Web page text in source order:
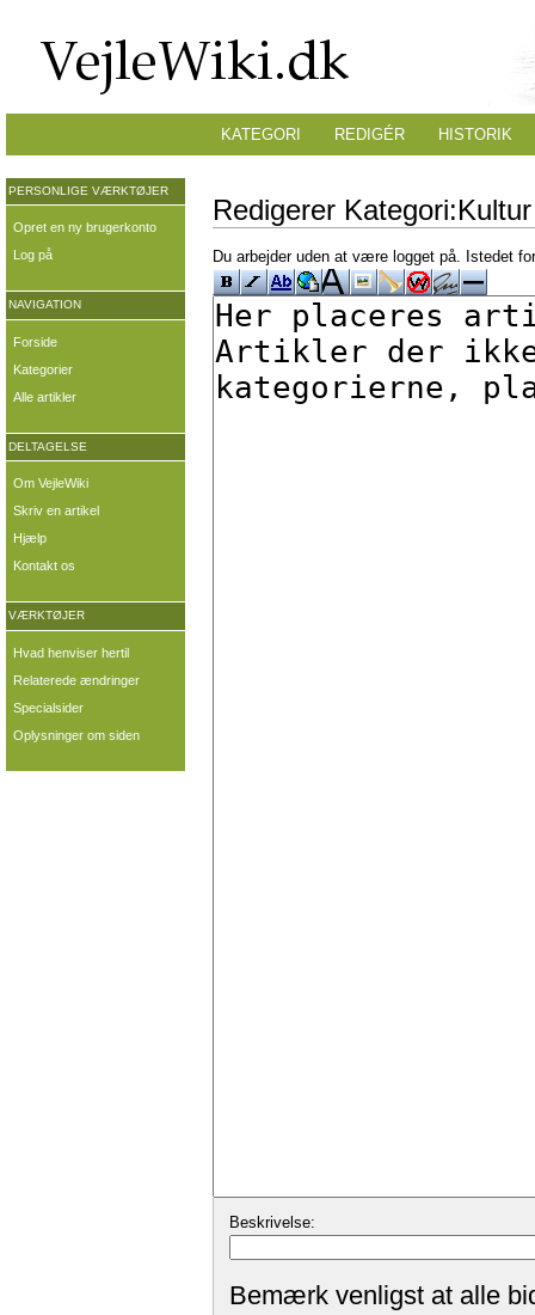
Redigerer
Du arbejder uden at være logget på. Istedet
Beskrivelse:
Bemærk venligst at alle
KATEGORI REDIGÉR HISTORIK
PERSONLIGE VÆRKTØJER
Opret en ny brugerkonto
Log på
NAVIGATION
Forside
Kategorier
Alle artikler
DELTAGELSE
Om VejleWiki
Skriv en artikel
Hjælp
Kontakt os
VÆRKTØJER
Hvad henviser hertil
Relaterede ændringer
Specialsider
Oplysninger om siden